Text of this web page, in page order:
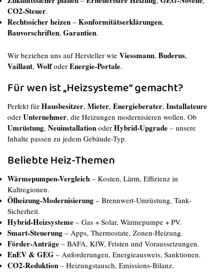
CO2-Steuer.
Rechtssicher heizen – Konformitätserklärungen,
Bauvorschriften, Garantien.
Wir beziehen uns auf Hersteller wie Viessmann, Buderus,
Vaillant, Wolfoder Energie-Portale.
Für wen ist „Heizsysteme“ gemacht?
Perfekt für Hausbesitzer, Mieter, Energieberater, Installateure
oder Unternehmer, die Heizungen modernisieren wollen. Ob
Umrüstung, Neuinstallation oder Hybrid-Upgrade – unsere
Inhalte passen zu jedem Gebäude-Typ.
Beliebte Heiz-Themen
Wärmepumpen-Vergleich – Kosten, Lärm, Effizienz in
Kaltregionen.
Ölheizung-Modernisierung – Brennwert-Umrüstung, Tank-
Sicherheit.
Hybrid-Heizsysteme – Gas + Solar, Wärmepumpe + PV.
Smart-Steuerung – Apps, Thermostate, Zonen-Heizung.
Förder-Anträge – BAFA, KfW, Fristen und Voraussetzungen.
EnEV & GEG – Anforderungen, Energieausweis, Sanktionen.
CO2-Reduktion – Heizungstausch, Emissions-Bilanz.